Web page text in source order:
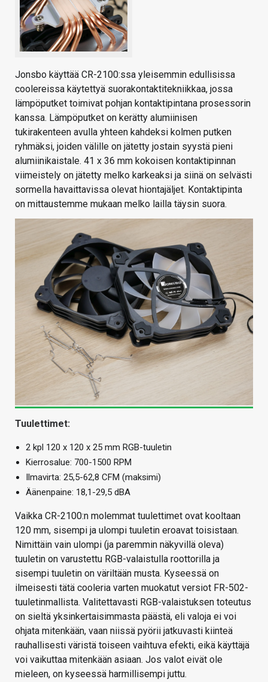
Jonsbo käyttää CR-2100:ssa yleisemmin edullisissa
coolereissa käytettyä suorakontaktitekniikkaa, jossa
lämpöputket toimivat pohjan kontaktipintana prosessorin
kanssa. Lämpöputket on kerätty alumiinisen
tukirakenteen avulla yhteen kahdeksi kolmen putken
ryhmäksi, joiden välille on jätetty jostain syystä pieni
alumiinikaistale. 41 x 36 mm kokoisen kontaktipinnan
viimeistely on jätetty melko karkeaksi ja siinä on selvästi
sormella havaittavissa olevat hiontajäljet. Kontaktipinta
on mittaustemme mukaan melko lailla täysin suora.
Tuulettimet:
2 kpl 120 x 120 x 25 mm RGB-tuuletin
Kierrosalue: 700-1500 RPM
Ilmavirta: 25,5-62,8 CFM (maksimi)
Äänenpaine: 18,1-29,5 dBA
Vaikka CR-2100:n molemmat tuulettimet ovat kooltaan
120 mm, sisempi ja ulompi tuuletin eroavat toisistaan.
Nimittäin vain ulompi (ja paremmin näkyvillä oleva)
tuuletin on varustettu RGB-valaistulla roottorilla ja
sisempi tuuletin on väriltään musta. Kyseessä on
ilmeisesti tätä cooleria varten muokatut versiot FR-502-
tuuletinmallista. Valitettavasti RGB-valaistuksen toteutus
on sieltä yksinkertaisimmasta päästä, eli valoja ei voi
ohjata mitenkään, vaan niissä pyörii jatkuvasti kiinteä
rauhallisesti väristä toiseen vaihtuva efekti, eikä käyttäjä
voi vaikuttaa mitenkään asiaan. Jos valot eivät ole
mieleen, on kyseessä harmillisempi juttu.